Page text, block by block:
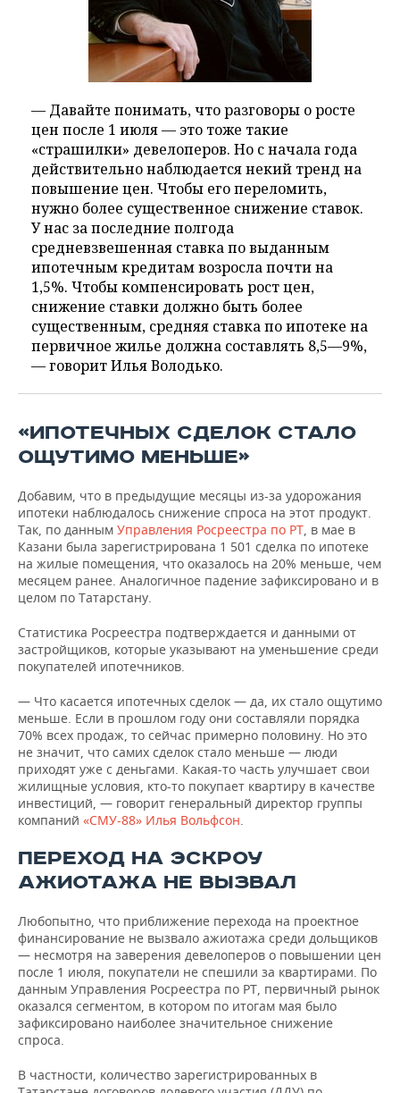
— Давайте понимать, что разговоры о росте
цен после 1 июля — это тоже такие
«страшилки» девелоперов. Но с начала года
действительно наблюдается некий тренд на
повышение цен. Чтобы его переломить,
нужно более существенное снижение ставок.
У нас за последние полгода
средневзвешенная ставка по выданным
ипотечным кредитам возросла почти на
1,5%. Чтобы компенсировать рост цен,
снижение ставки должно быть более
существенным, средняя ставка по ипотеке на
первичное жилье должна составлять 8,5—9%,
— говорит Илья Володько.
«ИПОТЕЧНЫХ СДЕЛОК СТАЛО
ОЩУТИМО МЕНЬШЕ»
Добавим, что в предыдущие месяцы из-за удорожания
ипотеки наблюдалось снижение спроса на этот продукт.
Так, по данным Управления Росреестра по РТ, в мае в
Казани была зарегистрирована 1 501 сделка по ипотеке
на жилые помещения, что оказалось на 20% меньше, чем
месяцем ранее. Аналогичное падение зафиксировано и в
целом по Татарстану.
Статистика Росреестра подтверждается и данными от
застройщиков, которые указывают на уменьшение среди
покупателей ипотечников.
— Что касается ипотечных сделок — да, их стало ощутимо
меньше. Если в прошлом году они составляли порядка
70% всех продаж, то сейчас примерно половину. Но это
не значит, что самих сделок стало меньше — люди
приходят уже с деньгами. Какая-то часть улучшает свои
жилищные условия, кто-то покупает квартиру в качестве
инвестиций, — говорит генеральный директор группы
компаний «СМУ-88» Илья Вольфсон.
ПЕРЕХОД НА ЭСКРОУ
АЖИОТАЖА НЕ ВЫЗВАЛ
Любопытно, что приближение перехода на проектное
финансирование не вызвало ажиотажа среди дольщиков
— несмотря на заверения девелоперов о повышении цен
после 1 июля, покупатели не спешили за квартирами. По
данным Управления Росреестра по РТ, первичный рынок
оказался сегментом, в котором по итогам мая было
зафиксировано наиболее значительное снижение
спроса.
В частности, количество зарегистрированных в